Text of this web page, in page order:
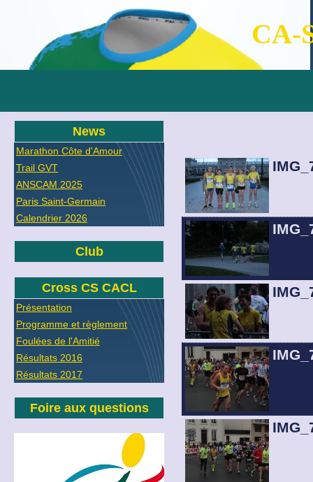
CA-
News
Marathon Côte d'Amour
Trail GVT
ANSCAM 2025
Paris Saint-Germain
Calendrier 2026
Club
Cross CS CACL
Présentation
Programme et règlement
Foulées de l'Amitié
Résultats 2016
Résultats 2017
Foire aux questions